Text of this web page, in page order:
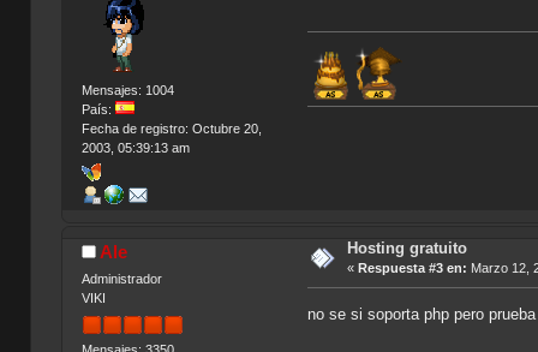
Mensajes: 1004
País:
Fecha de registro: Octubre 20,
2003, 05:39:13 am
Ale
Administrador
VIKI
Hosting gratuito
« Respuesta #3 en: Marzo 12,
no se si soporta php pero